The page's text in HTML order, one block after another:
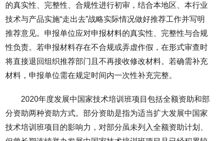
的真实性、完整性、合规性进行初审，结合本地区、本行业
技术与产品实施“走出去”战略实际情况做好推荐工作并写明
推荐意见。申报单位应对申报材料的真实性、完整性与合规
性负责。若申报材料存在不合规或弄虚作假，在形式审查时
将直接退回组织推荐部门且不再接收修改材料。若确需补充
材料，申报单位需在规定时间内一次性补充完整。
2020年度发展中国家技术培训班项目包括全额资助和部
分资助两种资助方式。部分资助是指为适当扩大发展中国家
技术培训班项目的影响力，对部分虽未列入全额资助计划、